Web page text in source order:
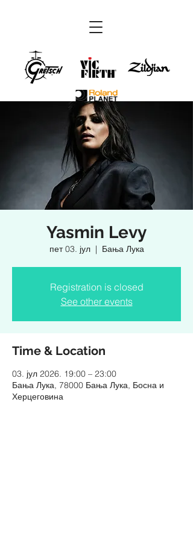
Yasmin Levy
пет 03. јул
  |
Бања Лука
Registration is closed
See other events
Time & Location
03. јул 2026. 19:00 – 23:00
Бања Лука, 78000 Бања Лука, Босна и
Херцеговина